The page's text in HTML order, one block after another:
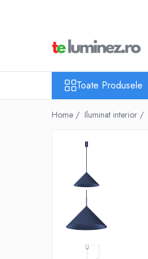
Toate Produsele
Toate Produsele
Home / Iluminat interior /